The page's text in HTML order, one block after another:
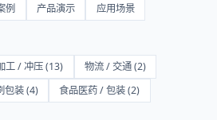
例 产品演示
应用场景
工 / 冲压(13) 物流 / 交通(2)
包装(4) 食品医药 / 包装(2)